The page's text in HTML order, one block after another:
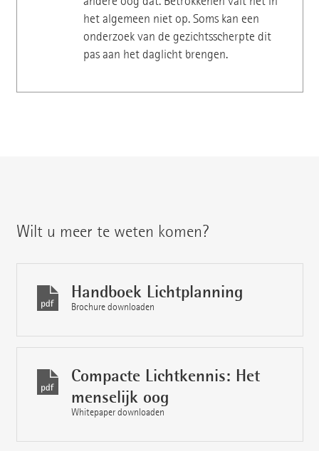
het algemeen niet op. Soms kan een
onderzoek van de gezichtsscherpte dit
pas aan het daglicht brengen.
Wilt u meer te weten komen?
Handboek Lichtplanning
Brochure downloaden
Compacte Lichtkennis: Het
menselijk oog
Whitepaper downloaden